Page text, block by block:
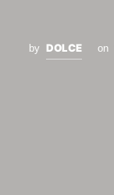
by DOLCE on